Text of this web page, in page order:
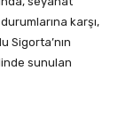
karşı,
Sigorta’nın
sunulan